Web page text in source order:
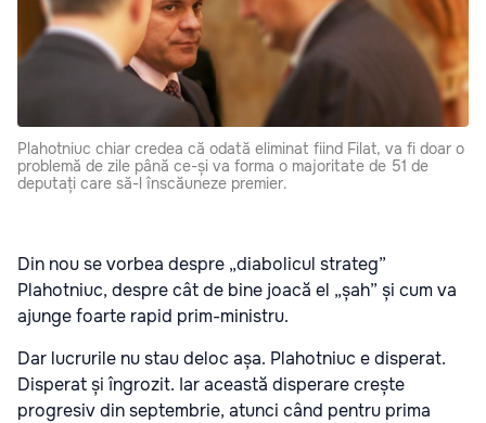
Plahotniuc chiar credea că odată eliminat fiind Filat, va fi doar o
problemă de zile până ce-și va forma o majoritate de 51 de
deputați care să-l înscăuneze premier.
Din nou se vorbea despre „diabolicul strateg”
Plahotniuc, despre cât de bine joacă el „șah” și cum va
ajunge foarte rapid prim-ministru.
Dar lucrurile nu stau deloc așa. Plahotniuc e disperat.
Disperat și îngrozit. Iar această disperare crește
progresiv din septembrie, atunci când pentru prima